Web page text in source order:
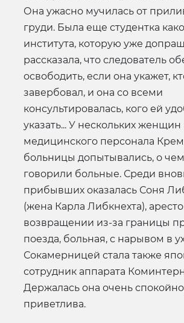
Она ужасно мучилась от
груди. Была еще студентка
института, которую уже
рассказала, что следователь
освободить, если она укажет,
завербовал, и она со всеми
консультировалась, кого ей
указать... У нескольких женщин
медицинского персонала
больницы допытывались, о
говорили больные. Среди
прибывших оказалась Соня
(жена Карла Либкнехта),
возвращении из-за границы
поезда, больная, с нарывом в
Сокамерницей стала также
сотрудник аппарата
Держалась она очень
приветлива.